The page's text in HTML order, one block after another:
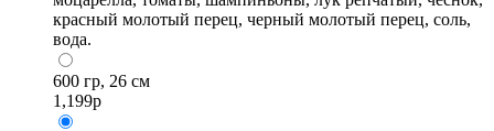
красный молотый перец, черный молотый перец, соль,
вода.
600 гр, 26 см
1,199р